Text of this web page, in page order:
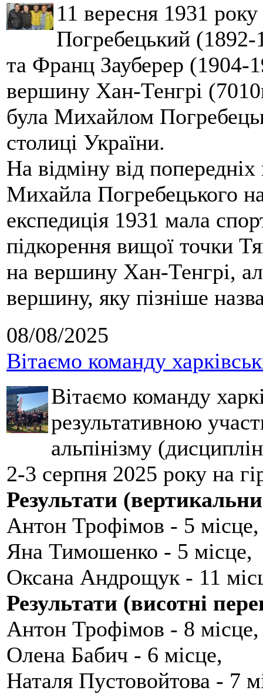
11 вересня 1931
Погребецький
та Франц Зауберер (1904-
вершину Хан-Тенгрі
була Михайлом
столиці України.
На відміну від
Михайла Погребецького
експедиція 1931 мала
підкорення вищої точки
на вершину Хан-Тенгрі,
вершину, яку пізніше
08/08/2025
Вітаємо команду
Вітаємо команду
результативною
альпінізму
2-3 серпня 2025 року на
Результати
Антон Трофімов - 5 місце,
Яна Тимошенко - 5 місце,
Оксана Андрощук - 11
Результати (висотні
Антон Трофімов - 8 місце,
Олена Бабич - 6 місце,
Наталя Пустовойтова - 7